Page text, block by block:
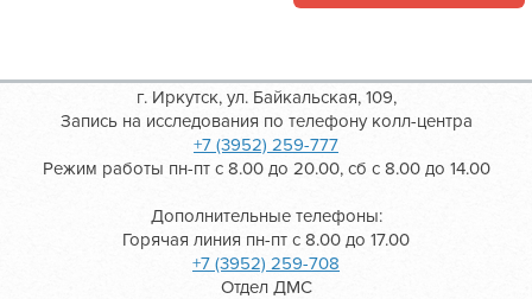
г. Иркутск, ул. Байкальская, 109,
Запись на исследования по телефону колл-центра
+7 (3952) 259-777
Режим работы пн-пт с 8.00 до 20.00, сб с 8.00 до 14.00
Дополнительные телефоны:
Горячая линия пн-пт с 8.00 до 17.00
+7 (3952) 259-708
Отдел ДМС